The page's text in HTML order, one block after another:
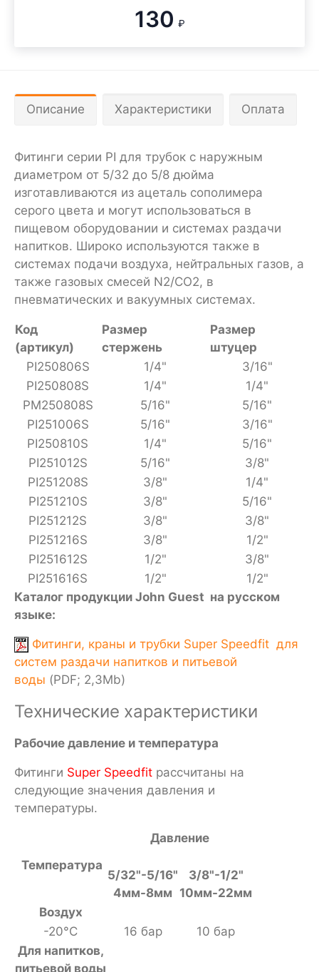
130 ₽
Описание Характеристики Оплата
Фитинги серии PI для трубок с наружным
диаметром от 5/32 до 5/8 дюйма
изготавливаются из ацеталь сополимера
серого цвета и могут использоваться в
пищевом оборудовании и системах раздачи
напитков. Широко используются также в
системах подачи воздуха, нейтральных газов, а
также газовых смесей N2/CO2, в
пневматических и вакуумных системах.
Код
(артикул)
Размер
стержень
Размер
штуцер
PI250806S
1/4"
3/16"
PI250808S
1/4"
1/4"
PM250808S
5/16"
5/16"
PI251006S
5/16"
3/16"
PI250810S
1/4"
5/16"
PI251012S
5/16"
3/8"
PI251208S
3/8"
1/4"
PI251210S
3/8"
5/16"
PI251212S
3/8"
3/8"
PI251216S
3/8"
1/2"
PI251612S
1/2"
3/8"
PI251616S
1/2"
1/2"
Каталог продукции John Guest на русском
языке:
Фитинги, краны и трубки Super Speedfit для
систем раздачи напитков и питьевой
воды (PDF; 2,3Mb)
Технические характеристики
Рабочие давление и температура
Фитинги Super Speedfit рассчитаны на
следующие значения давления и
температуры.
Температура
Давление
5/32"-5/16"
4мм-8мм
3/8"-1/2"
10мм-22мм
Воздух
-20°С
16 бар
10 бар
Для напитков,
питьевой воды